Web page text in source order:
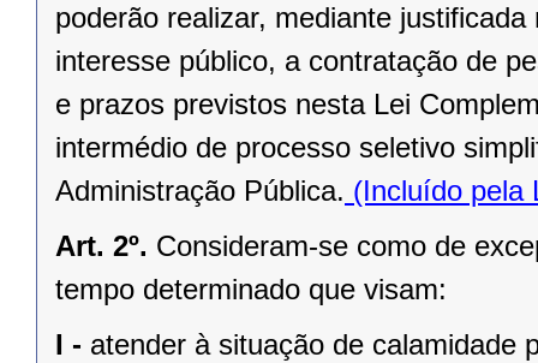
poderão realizar, mediante
interesse público, a contratação de
e prazos previstos nesta Lei
intermédio de processo seletivo
Administração Pública. (Incluído pela
Art. 2º. Consideram-se como de
tempo determinado que visam:
I - atender à situação de calamidade